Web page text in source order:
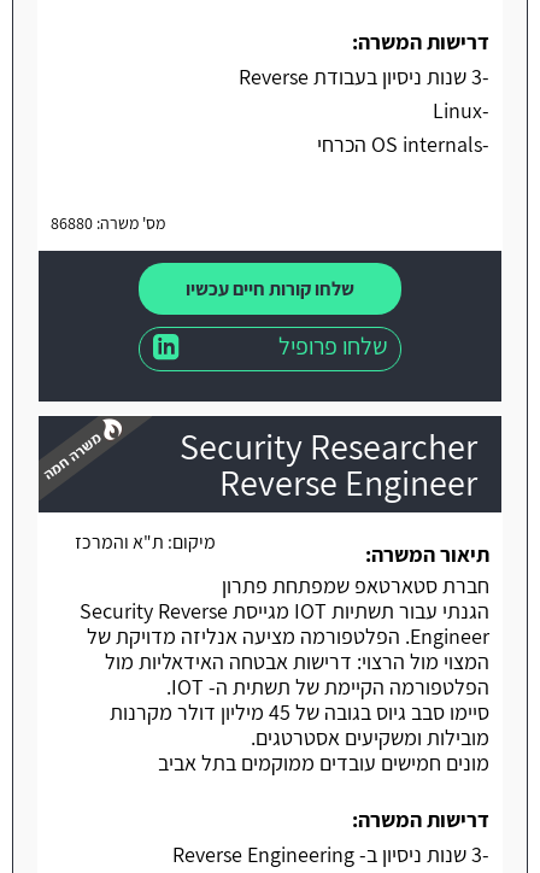
דרישות המשרה:
-3 שנות ניסיון בעבודת Reverse
-Linux
-OS internals הכרחי
מס' משרה: 86880
שלחו קורות חיים עכשיו
שלחו פרופיל
Security Researcher
Reverse Engineer
משרה חמה מיקום: ת"א והמרכז
תיאור המשרה:
חברת סטארטאפ שמפתחת פתרון
הגנתי עבור תשתיות IOT מגייסת Security Reverse
Engineer. הפלטפורמה מציעה אנליזה מדויקת של
המצוי מול הרצוי: דרישות אבטחה האידאליות מול
הפלטפורמה הקיימת של תשתית ה- IOT.
סיימו סבב גיוס בגובה של 45 מיליון דולר מקרנות
מובילות ומשקיעים אסטרטגים.
מונים חמישים עובדים ממוקמים בתל אביב
דרישות המשרה:
-3 שנות ניסיון ב- Reverse Engineering